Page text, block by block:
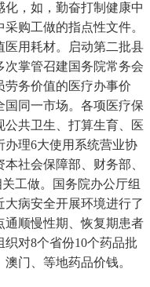
，如，勤奋打制健康中
购工做的指点性文件。
医用耗材。启动第二批县
掌管召建国务院常务会
务价值的医疗办事价
同一市场。各项医疗保
公共卫生、打算生育、医
理6大使用系统营业协
社会保障部、财务部、
工做。国务院办公厅组
病安全开展环境进行了
通顺慢性期、恢复期患者
对8个省份10个药品批
门、等地药品价钱。